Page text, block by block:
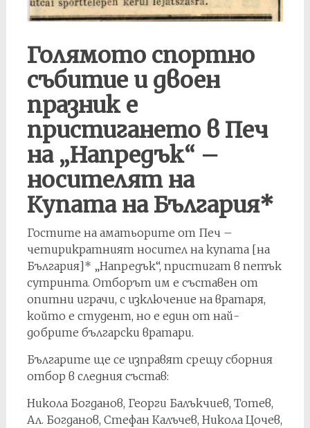
Голямото спортно
събитие и двоен
празник е
пристигането в Печ
на „Напредък“ –
носителят на
Купата на България*
Гостите на аматьорите от Печ –
четирикратният носител на купата [на
България]* „Напредък“, пристигат в петък
сутринта. Отборът им е съставен от
опитни играчи, с изключение на вратаря,
който е студент, но е един от най-
добрите български вратари.
Българите ще се изправят срещу сборния
отбор в следния състав:
Никола Богданов, Георги Балъкчиев, Тотев,
Ал. Богданов, Стефан Калъчев, Никола Цочев,